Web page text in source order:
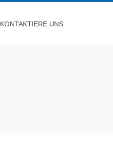
KONTAKTIERE UNS